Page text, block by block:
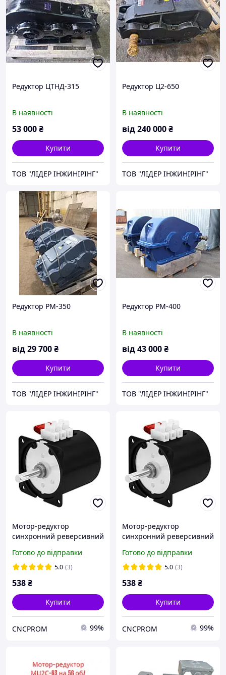
Редуктор ЦТНД-315
В наявності
53 000₴
Купити
ТОВ "ЛІДЕР ІНЖИНІРІНГ"
Редуктор Ц2-650
В наявності
від240 000₴
Купити
ТОВ "ЛІДЕР ІНЖИНІРІНГ"
Редуктор РМ-350
В наявності
від29 700₴
Купити
ТОВ "ЛІДЕР ІНЖИНІРІНГ"
Редуктор РМ-400
В наявності
від43 000₴
Купити
ТОВ "ЛІДЕР ІНЖИНІРІНГ"
Мотор-редуктор
синхронний реверсивний
14 Вт, 1 об/хв, 6 Нм)
Готово до відправки
5.0 (3)
538₴
Купити
CNCPROM 99%
Мотор-редуктор
синхронний реверсивний
14 Вт, 2.5 об/хв)
Готово до відправки
5.0 (3)
538₴
Купити
CNCPROM 99%